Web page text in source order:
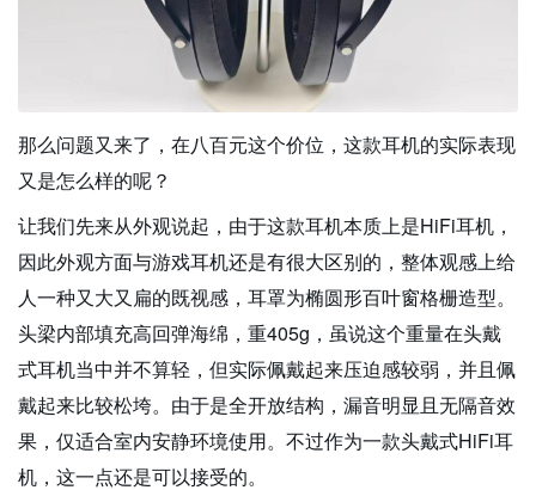
那么问题又来了，在八百元这个价位，这款耳机的实际表现
又是怎么样的呢？
让我们先来从外观说起，由于这款耳机本质上是HiFi耳机，
因此外观方面与游戏耳机还是有很大区别的，整体观感上给
人一种又大又扁的既视感，耳罩为椭圆形百叶窗格栅造型。
头梁内部填充高回弹海绵，重405g，虽说这个重量在头戴
式耳机当中并不算轻，但实际佩戴起来压迫感较弱，并且佩
戴起来比较松垮。由于是全开放结构，漏音明显且无隔音效
果，仅适合室内安静环境使用。不过作为一款头戴式HiFi耳
机，这一点还是可以接受的。